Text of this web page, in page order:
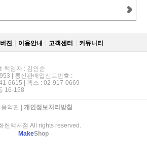
젼 이용안내 고객센터 커뮤니티
책임자 : 김인순
| 통신판매업신고번호 :
6615 | 팩스 : 02-917-0669
16-158
용약관| 개인정보처리방침
헌책서점 All rights reserved.
MakeShop